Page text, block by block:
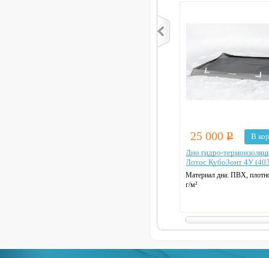
25 000Р
В
Дно гидро-
Лотос КубоЗонт 4У
Материал дна: ПВХ,
г/м²